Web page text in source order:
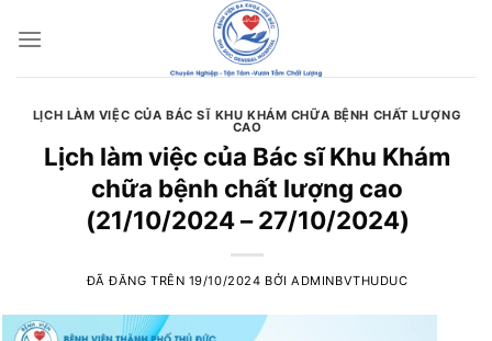
đến
LỊCH LÀM VIỆC CỦA BÁC SĨ KHU KHÁM CHỮA BỆNH CHẤT LƯỢNG
CAO
Lịch làm việc của Bác sĩ Khu Khám
chữa bệnh chất lượng cao
(21/10/2024 – 27/10/2024)
ĐÃ ĐĂNG TRÊN 19/10/2024 BỞIADMINBVTHUDUC